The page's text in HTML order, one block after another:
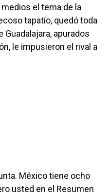
el tema de la
tapatío, quedó toda
Guadalajara, apurados
le impusieron el rival a
México tiene ocho
usted en el Resumen